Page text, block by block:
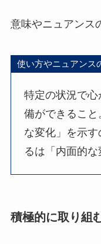
意味やニュアンス
使い方やニュアンス
特定の状況で
備ができるこ
な変化」を示
るは「内面的な
積極的に取り組